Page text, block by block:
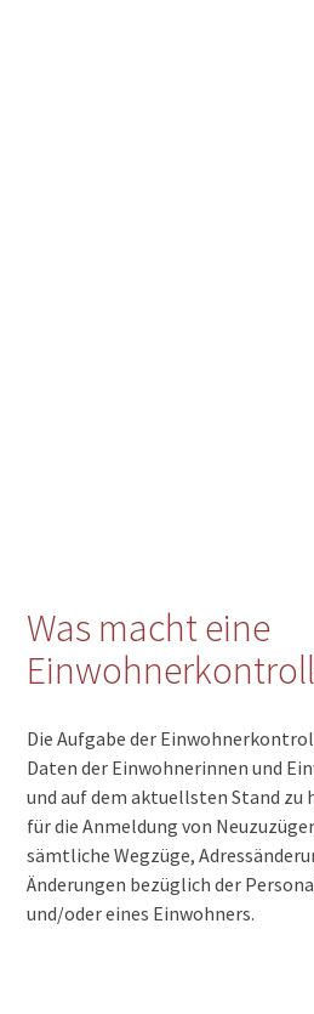
Was macht eine
Die Aufgabe der
Daten der Einwohnerinnen und
und auf dem aktuellsten Stand zu
für die Anmeldung von
sämtliche Wegzüge,
Änderungen bezüglich der
und/oder eines Einwohners.